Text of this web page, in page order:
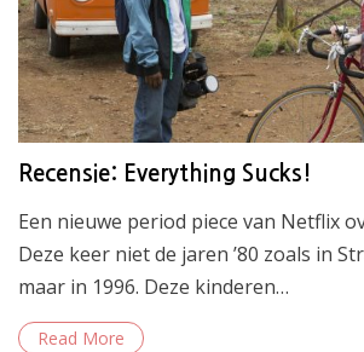
Recensie: Everything Sucks!
Een nieuwe period piece van Netflix
Deze keer niet de jaren ’80 zoals in
maar in 1996. Deze kinderen…
Read More